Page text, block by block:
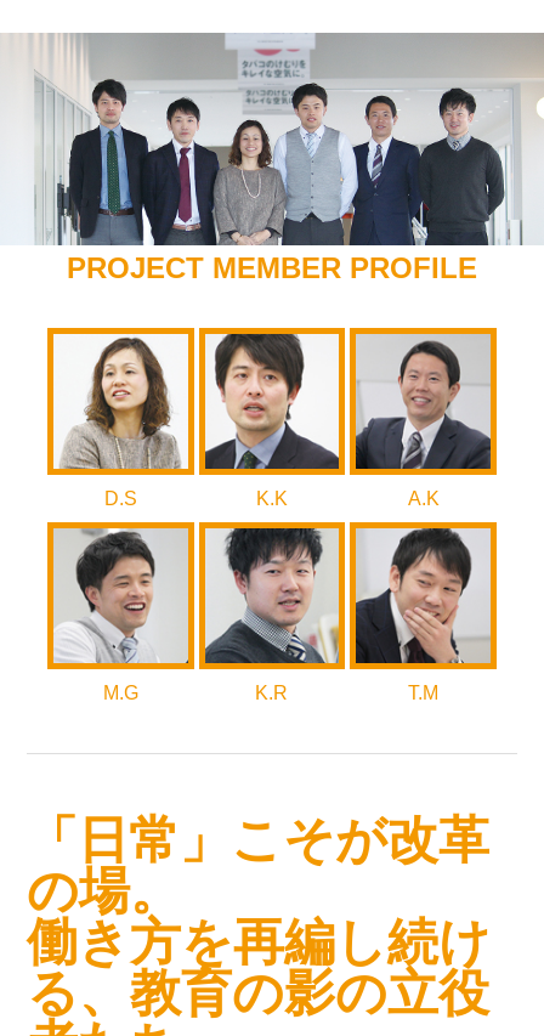
PROJECT MEMBER PROFILE
D.S K.K A.K
M.G K.R T.M
「日常」こそが改革
の場。
働き方を再編し続け
る、教育の影の立役